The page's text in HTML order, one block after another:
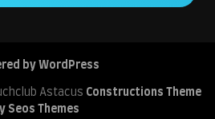
by WordPress
Astacus Constructions Theme
Seos Themes